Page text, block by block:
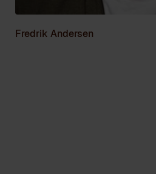
Fredrik Andersen